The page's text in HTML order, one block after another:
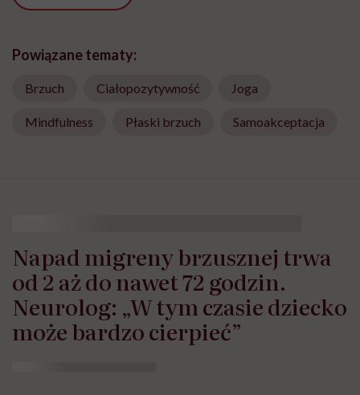
Powiązane tematy:
Brzuch Ciałopozytywność Joga
Mindfulness Płaski brzuch Samoakceptacja
Napad migreny brzusznej trwa
od 2 aż do nawet 72 godzin.
Neurolog: „W tym czasie dziecko
może bardzo cierpieć”